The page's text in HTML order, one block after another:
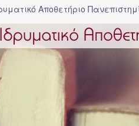
Αποθετήριο